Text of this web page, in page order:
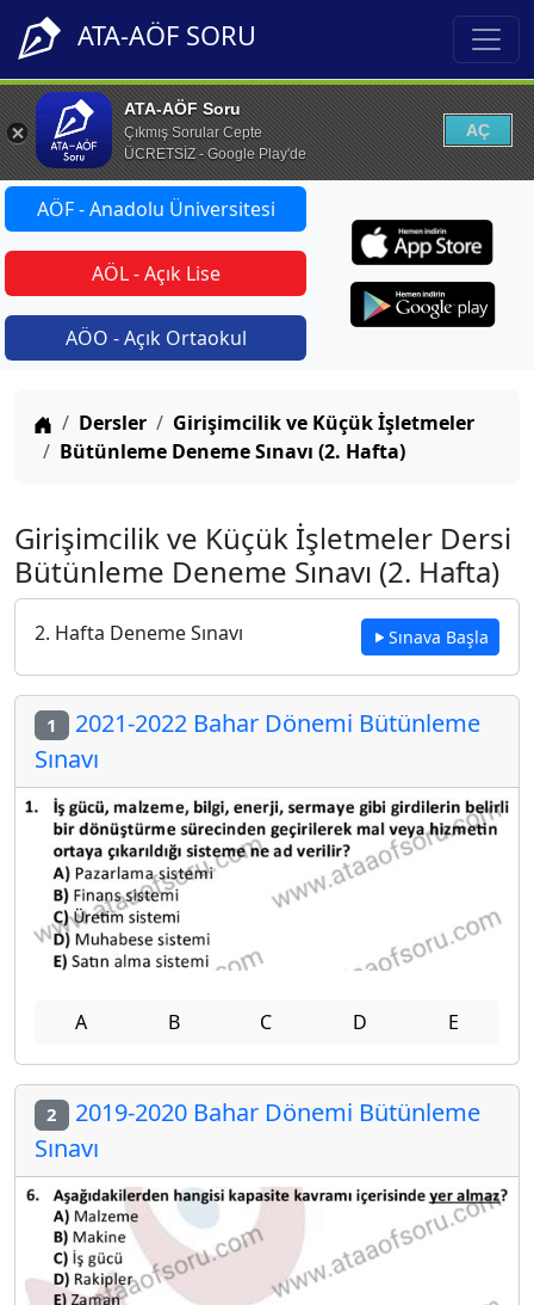
ATA-AÖF SORU
ATA-AÖF Soru
Çıkmış Sorular Cepte
ÜCRETSİZ - Google Play'de
AÇ
AÖF - Anadolu Üniversitesi
AÖL - Açık Lise
AÖO - Açık Ortaokul
Anasayfa
Dersler
Girişimcilik ve Küçük İşletmeler
Bütünleme Deneme Sınavı (2. Hafta)
Girişimcilik ve Küçük İşletmeler Dersi
Bütünleme Deneme Sınavı (2. Hafta)
2. Hafta Deneme Sınavı Sınava Başla
1 2021-2022 Bahar Dönemi Bütünleme
Sınavı
A B C D E
2 2019-2020 Bahar Dönemi Bütünleme
Sınavı